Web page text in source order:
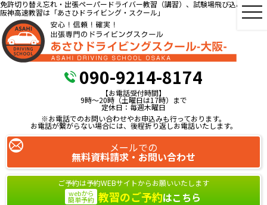
免許切り替え忘れ・出張ペーパードライバー教習（講習）、試験場飛び込み教習、
阪神高速教習は「あさひドライビング・スクール」
090-9214-8174
【お電話受付時間】
9時～20時（土曜日は17時）まで
定休日：毎週木曜日
※お電話でのお問い合わせやお申込みも行っております。
お電話が繋がらない場合には、後程折り返しお電話いたします。
メールでの
無料資料請求・お問い合わせ
ご予約は予約WEBサイトからお願いいたします
webから
簡単予約 教習のご予約はこちら